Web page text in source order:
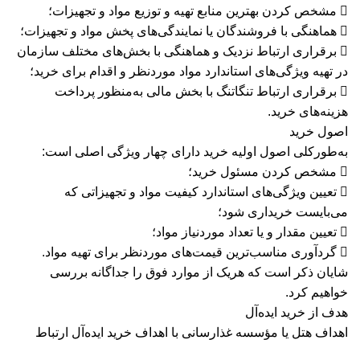
 مشخص کردن بهترین منابع تهیه و توزیع مواد و تجهیزات؛
 هماهنگی با فروشندگان یا نمایندگی‌های پخش مواد و تجهیزات؛
 برقراری ارتباط نزدیک و هماهنگی با بخش‌های مختلف سازمان
در تهیه ویژگی‌های استاندارد مواد موردنظر و اقدام برای خرید؛
 برقراری ارتباط تنگاتنگ با بخش مالی به‌منظور پرداخت
هزینه‌های خرید.
اصول خرید
به‌طورکلی اصول اولیه خرید دارای چهار ویژگی اصلی است:
 مشخص کردن مسئول خرید؛
 تعیین ویژگی‌های استاندارد کیفیت مواد و تجهیزاتی که
می‌بایست خریداری شود؛
 تعیین مقدار و یا تعداد موردنیاز مواد؛
 گردآوری مناسب‌ترین قیمت‌های موردنظر برای تهیه مواد.
شایان ذکر است که هریک از موارد فوق را جداگانه بررسی
خواهیم کرد.
هدف از خرید ایده‌آل
اهداف هتل یا مؤسسه غذارسانی با اهداف خرید ایده‌آل ارتباط